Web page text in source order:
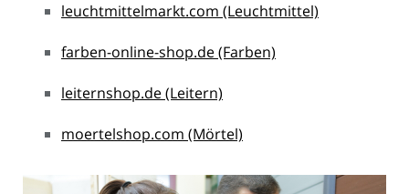
leuchtmittelmarkt.com (Leuchtmittel)
farben-online-shop.de (Farben)
leiternshop.de (Leitern)
moertelshop.com (Mörtel)